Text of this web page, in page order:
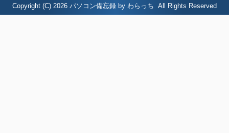
Copyright (C) 2026 パソコン備忘録 by わらっち All Rights Reserved